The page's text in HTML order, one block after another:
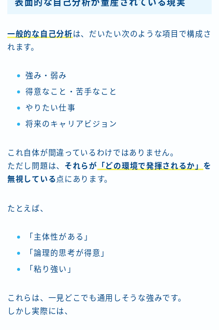
表面的な自己分析が量産されている現実
一般的な自己分析は、だいたい次のような項目で構成さ
れます。
強み・弱み
得意なこと・苦手なこと
やりたい仕事
将来のキャリアビジョン
これ自体が間違っているわけではありません。
ただし問題は、 それらが 「どの環境で発揮されるか」 を
無視している 点にあります。
たとえば、
「主体性がある」
「論理的思考が得意」
「粘り強い」
これらは、一見どこでも通用しそうな強みです。
しかし実際には、